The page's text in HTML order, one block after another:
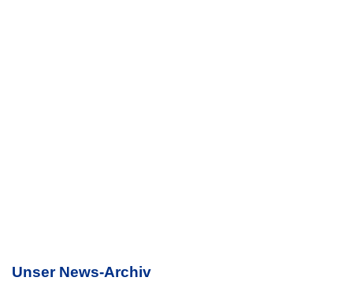
Unser News-Archiv